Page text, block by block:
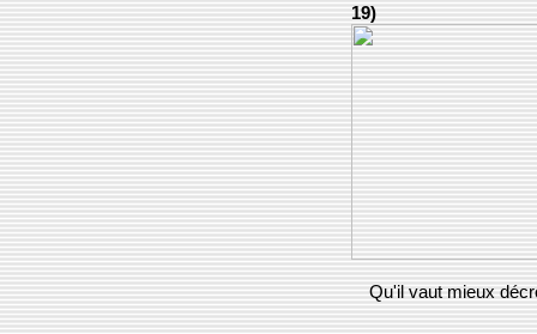
19)
Qu'il vaut mieux